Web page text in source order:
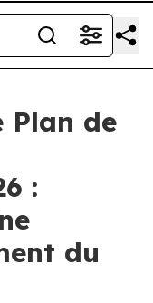
Plan de
:
du